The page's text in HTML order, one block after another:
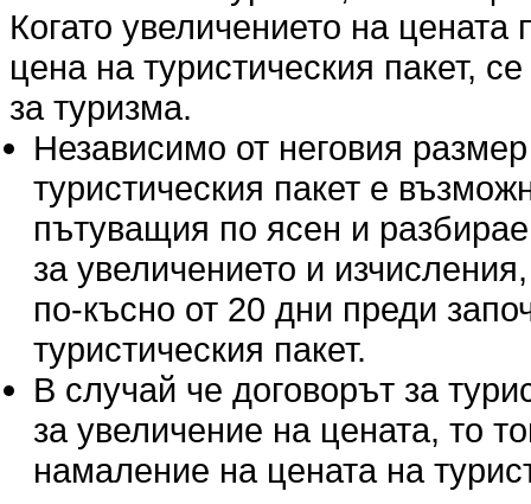
Когато увеличението на
цена на туристическия пакет,
за туризма.
Независимо от неговия
туристическия пакет е
пътуващия по ясен и
за увеличението и
по-късно от 20 дни преди
туристическия пакет.
В случай че договорът за
за увеличение на цената, то
намаление на цената на